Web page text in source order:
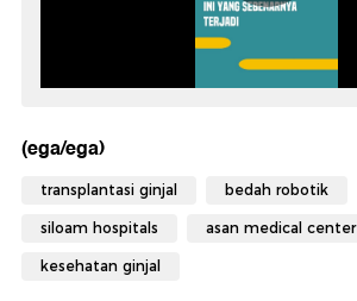
(ega/ega)
transplantasi ginjal bedah robotik
siloam hospitals asan medical center
kesehatan ginjal